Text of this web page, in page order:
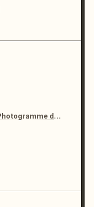
Image cinématographique / Photogramme de film